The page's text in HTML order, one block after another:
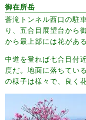
御在所岳
蒼滝トンネル西口の駐
り、五合目展望台から
から最上部には花があ
中道を登れば七合目付
度だ。地面に落ちてい
の様子は様々で、良く